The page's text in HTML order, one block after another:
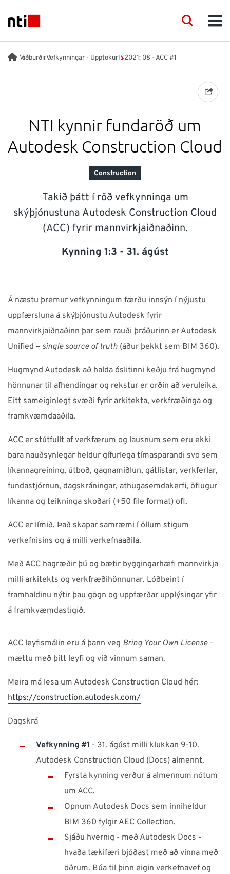
NTI logo
FAGSVIÐ
VÖRUR
ACADEMY
VIÐBURÐIR
INNSÝN
ÞJÓNUSTA
Neðst á síðunni má finna símanúmer, netföng,
opnunartíma ofl. upplýsingar
Ísland NTI Group Brasil Danmark Deutschland
Ireland
Sverige
Search
ViðburðirVefkynningar - UpptökurIS2021: 08 - ACC #1
NTI kynnir fundaröð um
Autodesk Construction Cloud
Construction
Takið þátt í röð vefkynninga um
skýþjónustuna Autodesk Construction Cloud
(ACC) fyrir mannvirkjaiðnaðinn.
Kynning 1:3 - 31. ágúst
Á næstu þremur vefkynningum færðu innsýn í nýjustu
uppfærsluna á skýþjónustu Autodesk fyrir
mannvirkjaiðnaðinn þar sem rauði þráðurinn er Autodesk
Unified – single source of truth (áður þekkt sem BIM 360).
Hugmynd Autodesk að halda óslitinni keðju frá hugmynd
hönnunar til afhendingar og rekstur er orðin að veruleika.
Eitt sameiginlegt svæði fyrir arkitekta, verkfræðinga og
framkvæmdaaðila.
ACC er stútfullt af verkfærum og lausnum sem eru ekki
bara nauðsynlegar heldur gífurlega tímasparandi svo sem
líkannagreining, útboð, gagnamiðlun, gátlistar, verkferlar,
fundastjórnun, dagskráningar, athugasemdakerfi, öflugur
líkanna og teikninga skoðari (+50 file format) ofl.
ACC er límið. Það skapar samræmi í öllum stigum
verkefnisins og á milli verkefnaaðila.
Með ACC hagræðir þú og bætir byggingarhæfi mannvirkja
milli arkitekts og verkfræðihönnunar. Lóðbeint í
framhaldinu nýtir þau gögn og uppfærðar upplýsingar yfir
á framkvæmdastigið.
ACC leyfismálin eru á þann veg Bring Your Own License–
mættu með þitt leyfi og við vinnum saman.
Meira má lesa um Autodesk Construction Cloud hér:
https://construction.autodesk.com/
Dagskrá
Vefkynning #1 - 31. ágúst milli klukkan 9-10.
Autodesk Construction Cloud (Docs) almennt.
Fyrsta kynning verður á almennum nótum
um ACC.
Opnum Autodesk Docs sem inniheldur
BIM 360 fylgir AEC Collection.
Sjáðu hvernig - með Autodesk Docs -
hvaða tækifæri bjóðast með að vinna með
öðrum. Búa til þinn eigin verkefnavef og